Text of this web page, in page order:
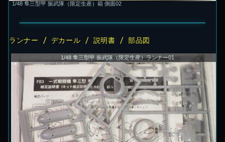
1/48 隼三型甲 振武隊（限定生産）箱 側面02
ランナー / デカール / 説明書 / 部品図
1/48 隼三型甲 振武隊（限定生産）ランナー01